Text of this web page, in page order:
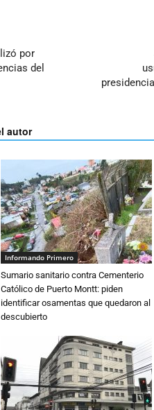
por
del
autor
Informando Primero
Sumario sanitario contra Cementerio
Católico de Puerto Montt: piden
identificar osamentas que quedaron al
descubierto